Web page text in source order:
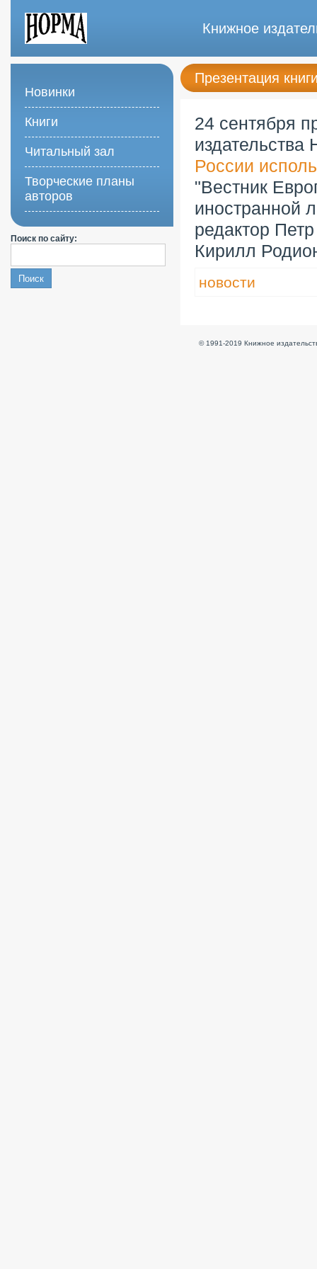
Книжное
Презентация
24 сентября
издательства
России
"Вестник
иностранной
редактор
Кирилл
новости
Новинки
Книги
Читальный зал
Творческие планы
авторов
Поиск по сайту:
© 1991-2019 Книжное